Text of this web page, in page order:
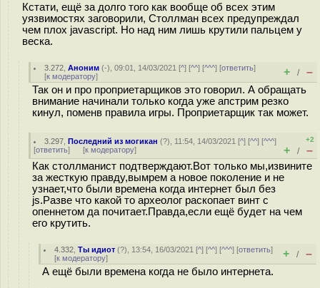
Кстати, ещё за долго того как вообще об всех этим
уязвимостях заговорили, Столлман всех предупреждал
чем плох javascript. Но над ним лишь крутили пальцем у
веска.
3.272 ,Аноним (-), 09:01, 14/03/2021 [^] [^^] [^^^] [ответить]
[к модератору] + / –
Так он и про проприетарщиков это говорил. А обращать
внимание начинали только когда уже апстрим резко
кинул, поменв правила игры. Проприетарщик так может.
3.297 ,Последний из могикан (?), 11:54, 14/03/2021 [^] [^^] [^^^]
[ответить] [к модератору]
+2
+ / –
Как столлманист подтверждают.Вот только мы,извините
за жесткую правду,вымрем а новое поколение и не
узнает,что были времена когда интернет был без
js.Разве что какой то археолог раскопает винт с
опеннетом да почитает.Правда,если ещё будет на чем
его крутить.
4.332 ,Ты идиот (?), 13:54, 16/03/2021 [^] [^^] [^^^] [ответить]
[к модератору] + / –
А ещё были времена когда не было интернета.